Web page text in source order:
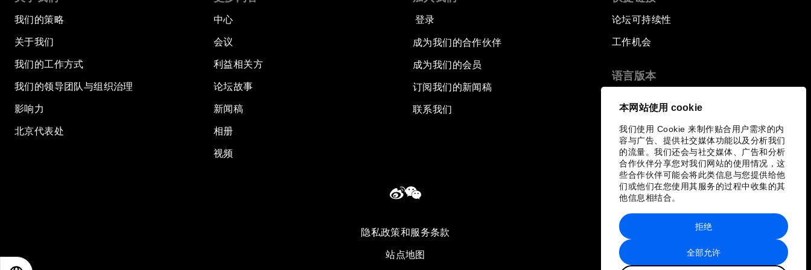
本网站使用 cookie
我们使用 Cookie 来制作贴合用户需求的内
容与广告、提供社交媒体功能以及分析我们
的流量。我们还会与社交媒体、广告和分析
合作伙伴分享您对我们网站的使用情况，这
些合作伙伴可能会将此类信息与您提供给他
们或他们在您使用其服务的过程中收集的其
他信息相结合。
全部允许
拒绝
我们的策略
关于我们
我们的工作方式
我们的领导团队与组织治理
影响力
北京代表处
中心
会议
利益相关方
论坛故事
新闻稿
相册
视频
登录
成为我们的合作伙伴
成为我们的会员
订阅我们的新闻稿
联系我们
论坛可持续性
工作机会
语言版本
隐私政策和服务条款
站点地图